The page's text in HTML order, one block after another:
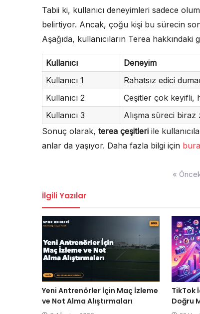
Tabii ki, kullanıcı deneyimleri sadece
belirtiyor. Ancak, çoğu kişi bu sürecin
Aşağıda, kullanıcıların Terea
Kullanıcı
Deneyim
Kullanıcı 1
Rahatsız edici
Kullanıcı 2
Çeşitler çok keyifli,
Kullanıcı 3
Alışma süreci biraz
Sonuç olarak, terea çeşitleri ile
anlar da yaşıyor. Daha fazla bilgi için
«
İlgili Yazılar
Yeni Antrenörler İçin Maç İzleme
ve Not Alma Alıştırmaları
TikTok
Doğru